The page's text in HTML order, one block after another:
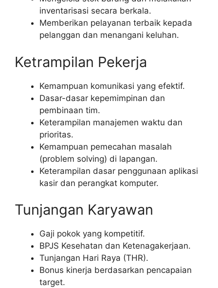
inventarisasi secara berkala.
Memberikan pelayanan terbaik kepada
pelanggan dan menangani keluhan.
Ketrampilan Pekerja
Kemampuan komunikasi yang efektif.
Dasar-dasar kepemimpinan dan
pembinaan tim.
Keterampilan manajemen waktu dan
prioritas.
Kemampuan pemecahan masalah
(problem solving) di lapangan.
Keterampilan dasar penggunaan aplikasi
kasir dan perangkat komputer.
Tunjangan Karyawan
Gaji pokok yang kompetitif.
BPJS Kesehatan dan Ketenagakerjaan.
Tunjangan Hari Raya (THR).
Bonus kinerja berdasarkan pencapaian
target.